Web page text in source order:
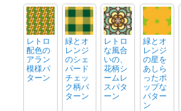
レトロ
配色の
アラン
模様パ
ターン
緑とオ
レンジ
のシェ
パード
チェッ
ク柄パ
ターン
レトロ
な風合
いの、
花柄シ
ームレ
スパタ
ーン
緑とオ
レンジ
の星を
あしら
ったポ
ップな
パター
ン